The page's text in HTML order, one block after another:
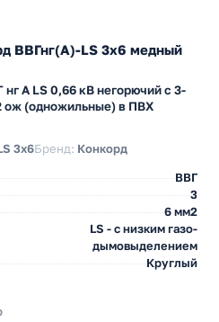
ВВГнг(А)-LS 3х6 медный
А LS 0,66 кВ негорючий с 3-
(одножильные) в ПВХ
3х6Бренд: Конкорд
ВВГ
3
6 мм2
LS - с низким газо-
дымовыделением
Круглый